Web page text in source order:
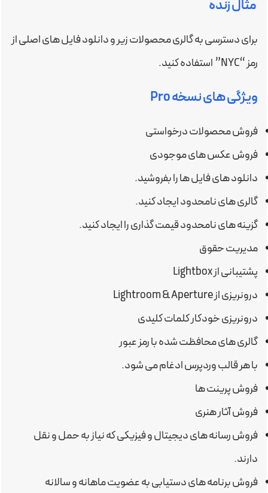
مثال زنده
برای دسترسی به گالری محصولات زیر و دانلود فایل های اصلی از
رمز “NYC” استفاده کنید.
ویژگی های نسخه Pro
فروش محصولات درخواستی
فروش عکس های موجودی
دانلود های فایل ها را بفروشید.
گالری های نامحدود ایجاد کنید.
گزینه های نامحدود قیمت گذاری را ایجاد کنید.
مدیریت حقوق
پشتیبانی از Lightbox
درونریزی از Lightroom & Aperture
درونریزی خودکار کلمات کلیدی
گالری های محافظت شده با رمز عبور
با هر قالب وردپرس ادغام می شود.
فروش پرینت ها
فروش آثار هنری
فروش رسانه های دیجیتال و فیزیکی که نیاز به حمل و نقل
دارند.
فروش برنامه های دستیابی به عضویت ماهانه و سالانه